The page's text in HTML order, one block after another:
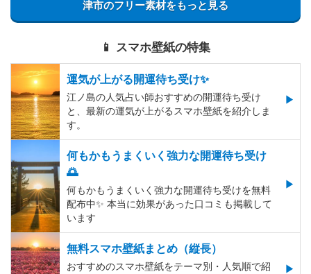
津市のフリー素材をもっと見る
📱 スマホ壁紙の特集
運気が上がる開運待ち受け✨
江ノ島の人気占い師おすすめの開運待ち受け
と、最新の運気が上がるスマホ壁紙を紹介しま
す。
何もかもうまくいく強力な開運待ち受け
🌅
何もかもうまくいく強力な開運待ち受けを無料
配布中✨️ 本当に効果があった口コミも掲載して
います
無料スマホ壁紙まとめ（縦長）
おすすめのスマホ壁紙をテーマ別・人気順で紹